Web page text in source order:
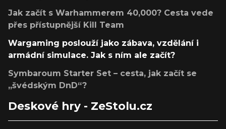
Jak začít s Warhammerem 40,000? Cesta vede
přes přístupnější Kill Team
Wargaming poslouží jako zábava, vzdělání i
armádní simulace. Jak s ním ale začít?
Symbaroum Starter Set – cesta, jak začít se
„švédským DnD“?
Deskové hry - ZeStolu.cz